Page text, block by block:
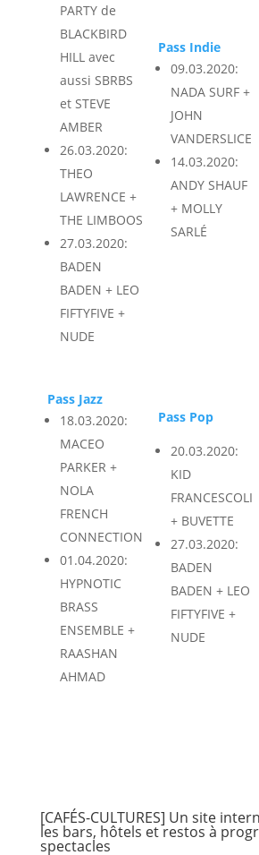
PARTY de
BLACKBIRD
HILL avec
aussi SBRBS
et STEVE
AMBER
26.03.2020:
THEO
LAWRENCE +
THE LIMBOOS
27.03.2020:
BADEN
BADEN + LEO
FIFTYFIVE +
NUDE
Pass Indie
09.03.2020:
NADA SURF +
JOHN
VANDERSLICE
14.03.2020:
ANDY SHAUF
+ MOLLY
SARLÉ
Pass Jazz
18.03.2020:
MACEO
PARKER +
NOLA
FRENCH
CONNECTION
01.04.2020:
HYPNOTIC
BRASS
ENSEMBLE +
RAASHAN
AHMAD
Pass Pop
20.03.2020:
KID
FRANCESCOLI
+ BUVETTE
27.03.2020:
BADEN
BADEN + LEO
FIFTYFIVE +
NUDE
[CAFÉS-CULTURES] Un site
les bars, hôtels et restos à
spectacles